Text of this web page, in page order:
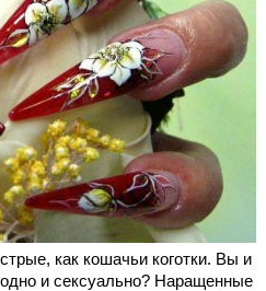
как кошачьи коготки. Вы и
и сексуально? Наращенные